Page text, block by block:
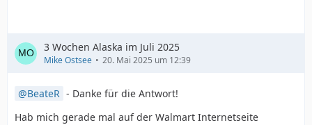
3 Wochen Alaska im Juli 2025
Mike Ostsee 20. Mai 2025 um 12:39
BeateR - Danke für die Antwort!
Hab mich gerade mal auf der Walmart Internetseite